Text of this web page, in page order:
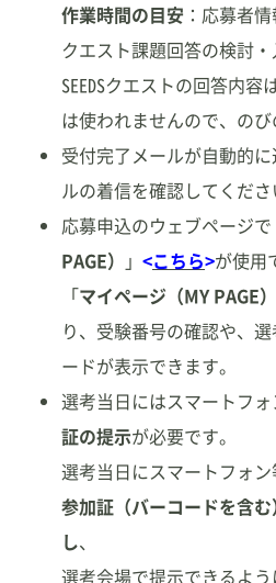
作業時間の目安 ：応募者
クエスト課題回答の検討
SEEDSクエストの回答内
は使われませんので、のび
受付完了メールが自動的
ルの着信を確認してくださ
応募申込のウェブページ
PAGE） 」 <こちら>が使用
「マイページ（MY PAGE）
り、受験番号の確認や、
ードが表示できます。
選考当日にはスマートフ
証の提示が必要です。
選考当日にスマートフォン
参加証（バーコードを含
し、
選考会場で提示できるよう